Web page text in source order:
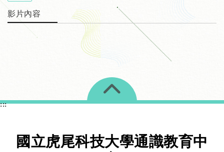
影片內容
:::
展開選單
國立虎尾科技大學通識教育中